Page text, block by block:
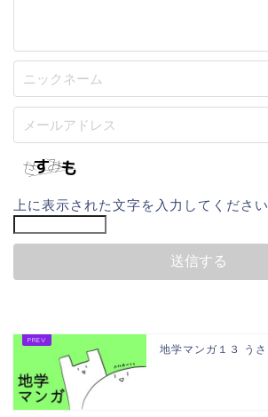
上に表示された文字を入力してください
地学マンガ１３ う